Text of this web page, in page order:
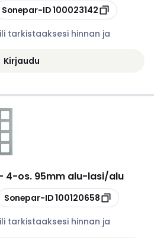
Sonepar-ID100023142
tarkistaaksesi hinnan ja
Kirjaudu
4-os. 95mm alu-lasi/alu
Sonepar-ID100120658
tarkistaaksesi hinnan ja